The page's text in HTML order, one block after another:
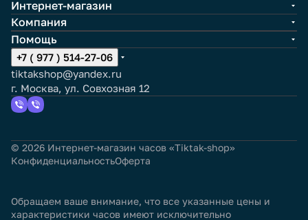
Интернет-магазин
Компания
Помощь
+7 ( 977 ) 514-27-06
tiktakshop@yandex.ru
г. Москва, ул. Совхозная 12
© 2026 Интернет-магазин часов «Tiktak-shop»
КонфиденциальностьОферта
Обращаем ваше внимание, что все указанные цены и
характеристики часов имеют исключительно